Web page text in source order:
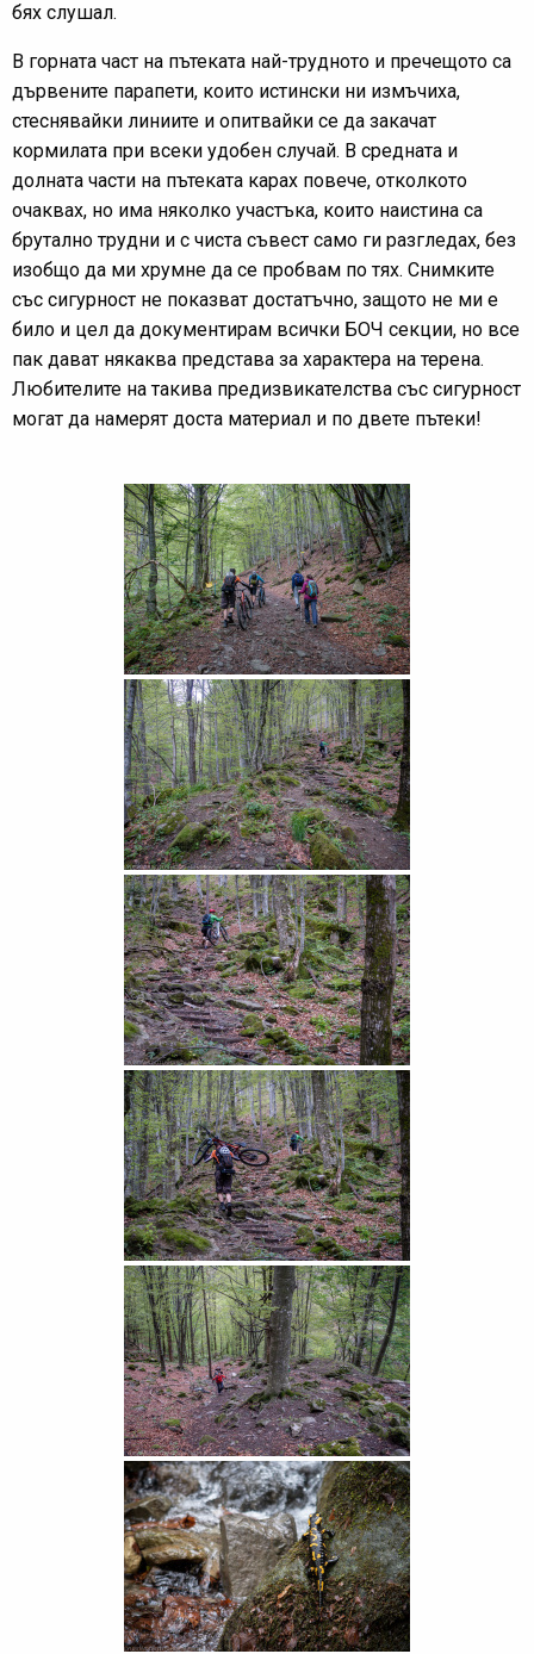
бях слушал.
В горната част на пътеката най-трудното и пречещото са
дървените парапети, които истински ни измъчиха,
стеснявайки линиите и опитвайки се да закачат
кормилата при всеки удобен случай. В средната и
долната части на пътеката карах повече, отколкото
очаквах, но има няколко участъка, които наистина са
брутално трудни и с чиста съвест само ги разгледах, без
изобщо да ми хрумне да се пробвам по тях. Снимките
със сигурност не показват достатъчно, защото не ми е
било и цел да документирам всички БОЧ секции, но все
пак дават някаква представа за характера на терена.
Любителите на такива предизвикателства със сигурност
могат да намерят доста материал и по двете пътеки!